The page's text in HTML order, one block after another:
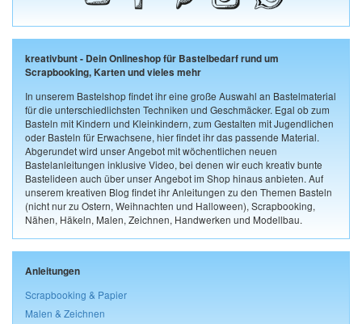
kreativbunt - Dein Onlineshop für Bastelbedarf rund um
Scrapbooking, Karten und vieles mehr
In unserem Bastelshop findet ihr eine große Auswahl an Bastelmaterial
für die unterschiedlichsten Techniken und Geschmäcker. Egal ob zum
Basteln mit Kindern und Kleinkindern, zum Gestalten mit Jugendlichen
oder Basteln für Erwachsene, hier findet ihr das passende Material.
Abgerundet wird unser Angebot mit wöchentlichen neuen
Bastelanleitungen inklusive Video, bei denen wir euch kreativ bunte
Bastelideen auch über unser Angebot im Shop hinaus anbieten. Auf
unserem kreativen Blog findet ihr Anleitungen zu den Themen Basteln
(nicht nur zu Ostern, Weihnachten und Halloween), Scrapbooking,
Nähen, Häkeln, Malen, Zeichnen, Handwerken und Modellbau.
Anleitungen
Scrapbooking & Papier
Malen & Zeichnen